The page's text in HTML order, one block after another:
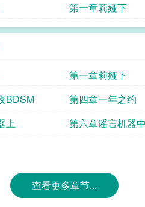
历以p52为基础，缝合了一些
科莉曾恋爱长跑多年。迪克和
里出现过的一夜情/前任。科莉
蒂芬妮和一个普通男生交往过
同步更新。更新不定期，但长
表。我偶尔会修改情节，或者
受对免费文恶言恶语，欢迎友善
乙女，达米安乙女，罗伊乙女
第一章莉娅下
第一章莉娅下
BDSM 第四章一年之约
上 第六章谣言机器
查看更多章节...